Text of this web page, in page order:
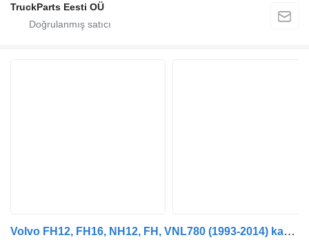
TruckParts Eesti OÜ
Volvo FH12, FH16, NH12, FH, VNL780 (1993-2014) kamyon için Volvo FH12 1-seeria (01.93-12.02) 20895863 amortisör